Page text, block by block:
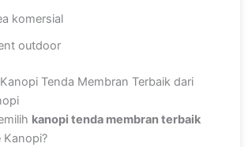
komersial
outdoor
Tenda Membran Terbaik dari
kanopi tenda membran terbaik
Kanopi?